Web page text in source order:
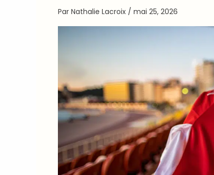
Par Nathalie Lacroix / mai 25, 2026